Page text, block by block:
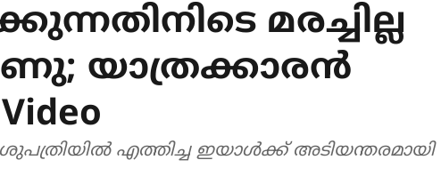
മരച്ചില്ല
യാത്രക്കാരൻ
എത്തിച്ച ഇയാൾക്ക് അടിയന്തരമായി